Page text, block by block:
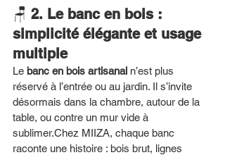
🪑 2. Le banc en bois :
simplicité élégante et usage
multiple
Le banc en bois artisanal n’est plus
réservé à l’entrée ou au jardin. Il s’invite
désormais dans la chambre, autour de la
table, ou contre un mur vide à
sublimer.Chez MIIZA, chaque banc
raconte une histoire : bois brut, lignes